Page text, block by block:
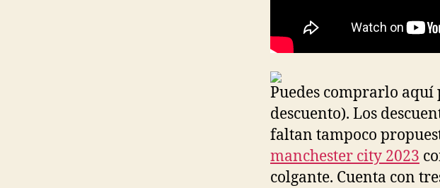
Puedes comprarlo aquí
descuento). Los
faltan tampoco
manchester city 2023
colgante. Cuenta con